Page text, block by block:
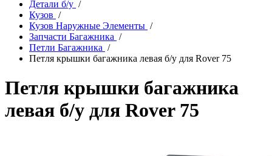
Детали б/у /
Кузов /
Кузов Наружные Элементы /
Запчасти Багажника /
Петли Багажника /
Петля крышки багажника левая б/у для Rover 75
Петля крышки багажника
левая б/у для Rover 75